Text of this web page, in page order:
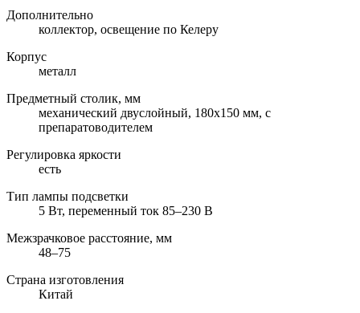
Дополнительно
коллектор, освещение по Келеру
Корпус
металл
Предметный столик, мм
механический двуслойный, 180х150 мм, с
препаратоводителем
Регулировка яркости
есть
Тип лампы подсветки
5 Вт, переменный ток 85–230 В
Межзрачковое расстояние, мм
48–75
Страна изготовления
Китай